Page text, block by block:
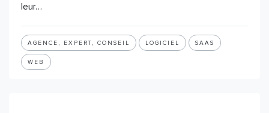
leur…
AGENCE, EXPERT, CONSEIL LOGICIEL SAAS
WEB